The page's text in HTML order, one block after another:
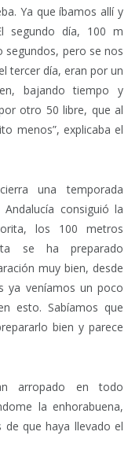
Ya que íbamos allí y
segundo día, 100 m
segundos, pero se nos
tercer día, eran por un
bajando tiempo y
otro 50 libre, que al
menos”, explicaba el
una temporada
consiguió la
los 100 metros
se ha preparado
muy bien, desde
ya veníamos un poco
esto. Sabíamos que
bien y parece
arropado en todo
la enhorabuena,
que haya llevado el